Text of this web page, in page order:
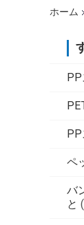
ホーム
ペ
バ
と